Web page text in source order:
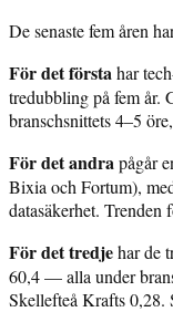
De senaste fem åren
För det förstahar
tredubbling på fem år.
branschsnittets 4–5
För det andrapågår
Bixia och Fortum),
datasäkerhet. Trenden
För det tredjehar de
60,4 — alla under
Skellefteå Krafts